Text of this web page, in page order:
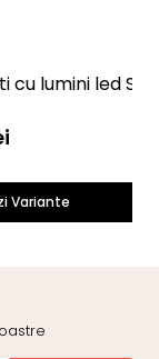
41 cm
cu lumini led
Variante